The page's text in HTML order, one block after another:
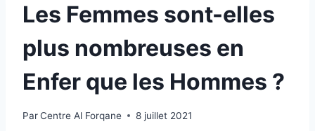
Les Femmes sont-elles
plus nombreuses en
Enfer que les Hommes ?
ParCentre Al Forqane 8 juillet 2021